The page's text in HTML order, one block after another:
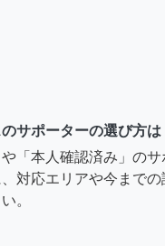
サポーターの選び方は
や「本人確認済み」の
対応エリアや今まで
。